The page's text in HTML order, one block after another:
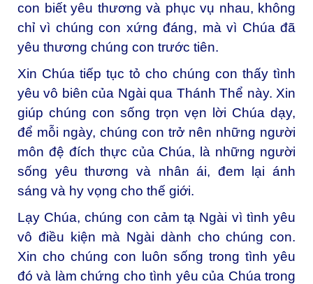
con biết yêu thương và phục vụ nhau, không
chỉ vì chúng con xứng đáng, mà vì Chúa đã
yêu thương chúng con trước tiên.
Xin Chúa tiếp tục tỏ cho chúng con thấy tình
yêu vô biên của Ngài qua Thánh Thể này. Xin
giúp chúng con sống trọn vẹn lời Chúa dạy,
để mỗi ngày, chúng con trở nên những người
môn đệ đích thực của Chúa, là những người
sống yêu thương và nhân ái, đem lại ánh
sáng và hy vọng cho thế giới.
Lạy Chúa, chúng con cảm tạ Ngài vì tình yêu
vô điều kiện mà Ngài dành cho chúng con.
Xin cho chúng con luôn sống trong tình yêu
đó và làm chứng cho tình yêu của Chúa trong